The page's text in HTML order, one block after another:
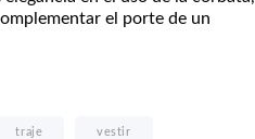
el porte de un
traje vestir